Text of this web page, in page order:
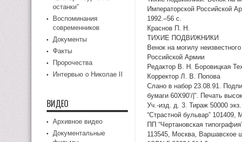
Императорской Российской
1992.–56 с.
Краснов П. Н.
ТИХИЕ ПОДВИЖНИКИ
Венок на могилу
Российской Армии
Редактор В. Н. Боровицкая
Корректор Л. В. Попова
Слано в набор 23.08.91.
бумаги 60Х90’/|”. Печать
Уч.-изд. д. 3. Тираж 50000
“Страстной бульвар” 101409,
ПП “Чертановская
113545, Москва, Варшавское
останки”
Воспоминания
современников
Документы
Факты
Пророчества
Интервью о Николае II
ВИДЕО
Архивное видео
Документальные